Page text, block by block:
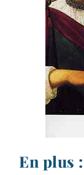
En plus :